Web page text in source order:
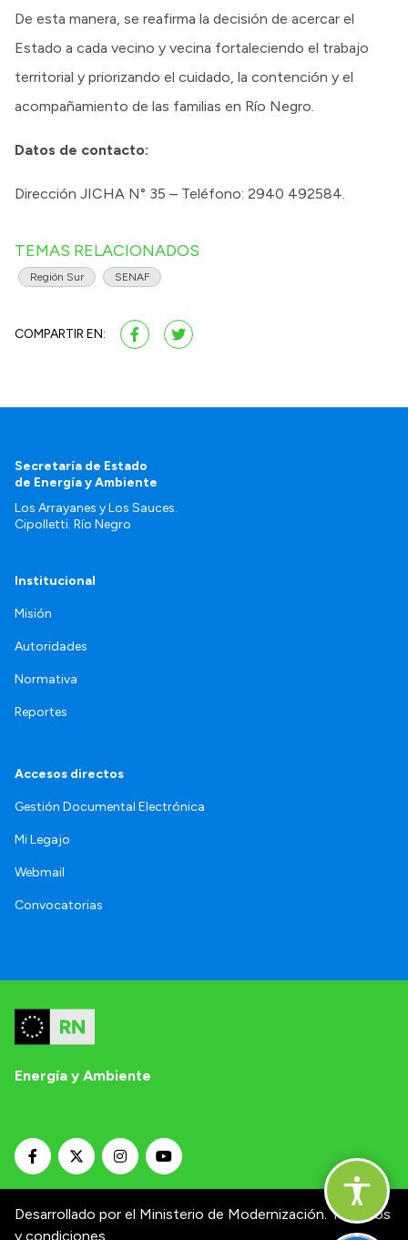
De esta manera, se reafirma la decisión de acercar el
Estado a cada vecino y vecina fortaleciendo el trabajo
territorial y priorizando el cuidado, la contención y el
acompañamiento de las familias en Río Negro.
Datos de contacto:
Dirección JICHA N° 35 – Teléfono: 2940 492584.
TEMAS RELACIONADOS
Región Sur SENAF
COMPARTIR EN:
Secretaría de Estado
de Energía y Ambiente
Los Arrayanes y Los Sauces.
Cipolletti. Río Negro
Institucional
Misión
Autoridades
Normativa
Reportes
Accesos directos
Gestión Documental Electrónica
Mi Legajo
Webmail
Convocatorias
Energía y Ambiente
Desarrollado por el Ministerio de Modernización. Términos
y condiciones